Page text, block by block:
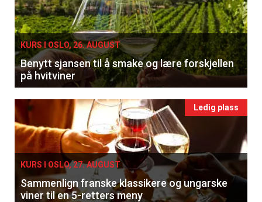
KURS I OSLO, 26. AUGUST
Benytt sjansen til å smake og lære forskjellen
på hvitviner
Ledig plass
KURS I OSLO, 27. AUGUST
Sammenlign franske klassikere og ungarske
viner til en 5-retters meny